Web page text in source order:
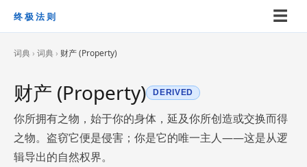
终极法则 ☰
词典 › 词典 › 财产 (Property)
财产 (Property) DERIVED
你所拥有之物，始于你的身体，延及你所创造或交换而得
之物。盗窃它便是侵害；你是它的唯一主人——这是从逻
辑导出的自然权界。